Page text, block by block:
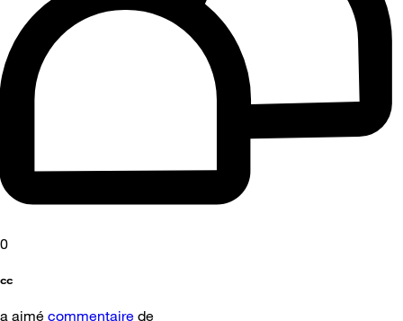
0
cc
a aimé commentaire de